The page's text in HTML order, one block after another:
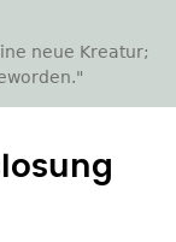
neue Kreatur;